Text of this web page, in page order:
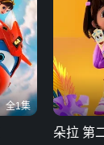
全1集
朵拉 第